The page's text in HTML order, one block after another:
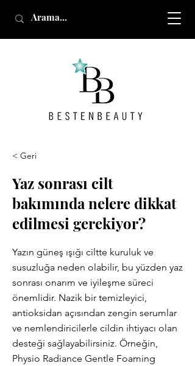
< Geri
Yaz sonrası cilt
bakımında nelere dikkat
edilmesi gerekiyor?
Yazın güneş ışığı ciltte kuruluk ve
susuzluğa neden olabilir, bu yüzden yaz
sonrası onarım ve iyileşme süreci
önemlidir. Nazik bir temizleyici,
antioksidan açısından zengin serumlar
ve nemlendiricilerle cildin ihtiyacı olan
desteği sağlayabilirsiniz. Örneğin,
Physio Radiance Gentle Foaming